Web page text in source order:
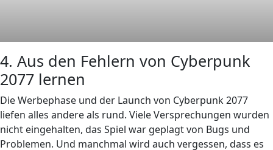
4. Aus den Fehlern von Cyberpunk
2077 lernen
Die Werbephase und der Launch von Cyberpunk 2077
liefen alles andere als rund. Viele Versprechungen wurden
nicht eingehalten, das Spiel war geplagt von Bugs und
Problemen. Und manchmal wird auch vergessen, dass es